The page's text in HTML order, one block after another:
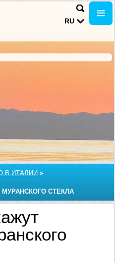
RU
В ИТАЛИИ »
СТЕКЛА